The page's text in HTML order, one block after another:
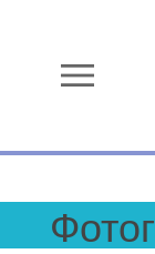
menu